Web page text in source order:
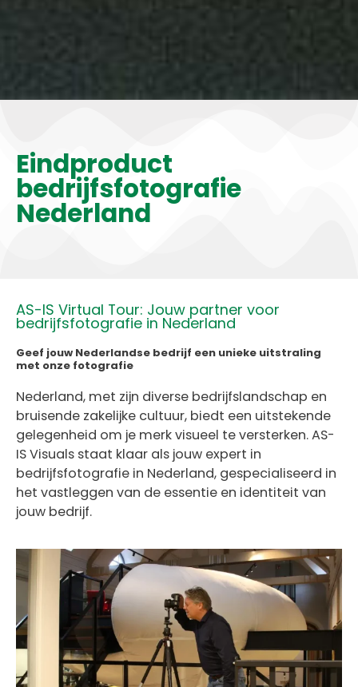
Eindproduct
bedrijfsfotografie
Nederland
AS-IS Virtual Tour: Jouw partner voor
bedrijfsfotografie in Nederland
Geef jouw Nederlandse bedrijf een unieke uitstraling
met onze fotografie
Nederland, met zijn diverse bedrijfslandschap en
bruisende zakelijke cultuur, biedt een uitstekende
gelegenheid om je merk visueel te versterken. AS-
IS Visuals staat klaar als jouw expert in
bedrijfsfotografie in Nederland, gespecialiseerd in
het vastleggen van de essentie en identiteit van
jouw bedrijf.